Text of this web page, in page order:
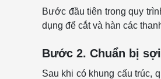
Bước đầu tiên trong quy
dụng để cắt và hàn các
Bước 2. Chuẩn bị
Sau khi có khung cấu trúc,